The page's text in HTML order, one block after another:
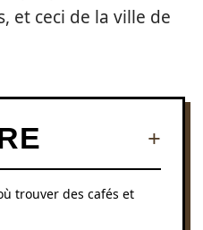
et ceci de la ville de
trouver des cafés et